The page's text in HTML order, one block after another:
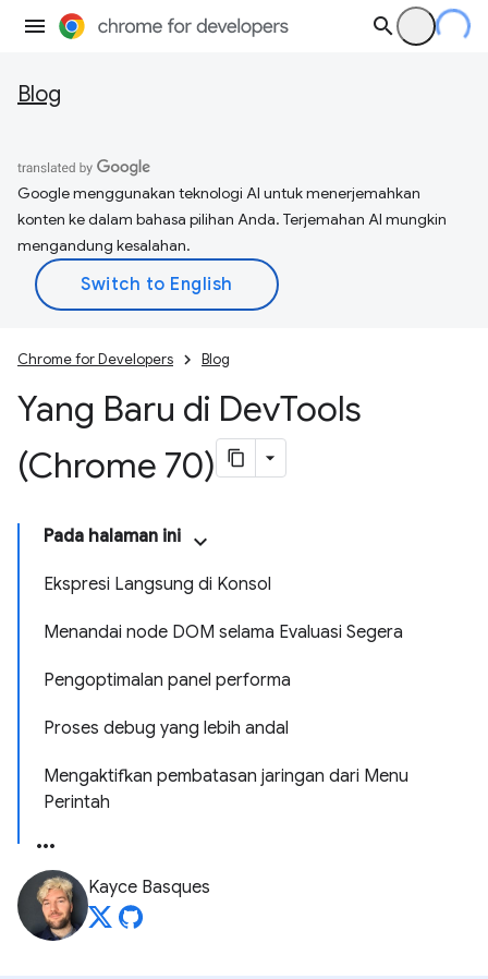
Blog
Google menggunakan teknologi AI untuk menerjemahkan
konten ke dalam bahasa pilihan Anda. Terjemahan AI mungkin
mengandung kesalahan.
Chrome for Developers Blog
Yang Baru di DevTools
(Chrome 70)
Pada halaman ini
Ekspresi Langsung di Konsol
Menandai node DOM selama Evaluasi Segera
Pengoptimalan panel performa
Proses debug yang lebih andal
Mengaktifkan pembatasan jaringan dari Menu
Perintah
Kayce Basques